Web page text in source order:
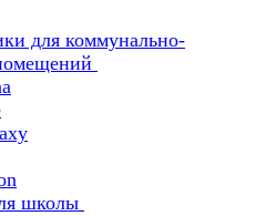
для коммунально-
школы